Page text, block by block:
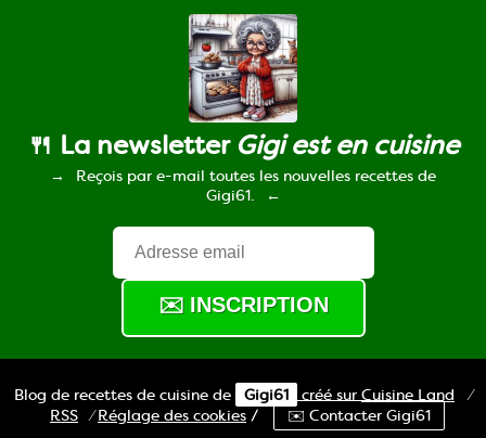
🍴 La newsletter Gigi est en cuisine
Reçois par e-mail toutes les nouvelles recettes de
Gigi61.
Blog de recettes de cuisine de Gigi61 créé sur Cuisine Land
⁄
RSS ⁄Réglage des cookies / ✉️ Contacter Gigi61